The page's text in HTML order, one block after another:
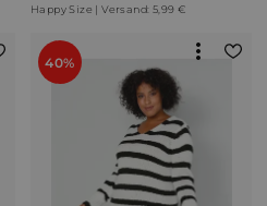
Happy Size | Versand: 5,99 €
40%